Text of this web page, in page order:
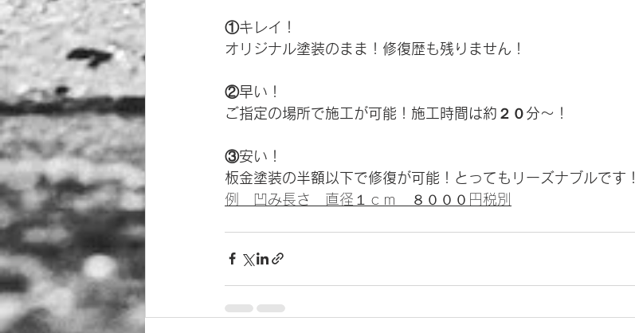
①キレイ！
オリジナル塗装のまま！修復歴も残りません！
②早い！
ご指定の場所で施工が可能！施工時間は約２０分～！
③安い！
板金塗装の半額以下で修復が可能！とってもリーズナブルです！
例　凹み長さ　直径１ｃｍ　８０００円税別